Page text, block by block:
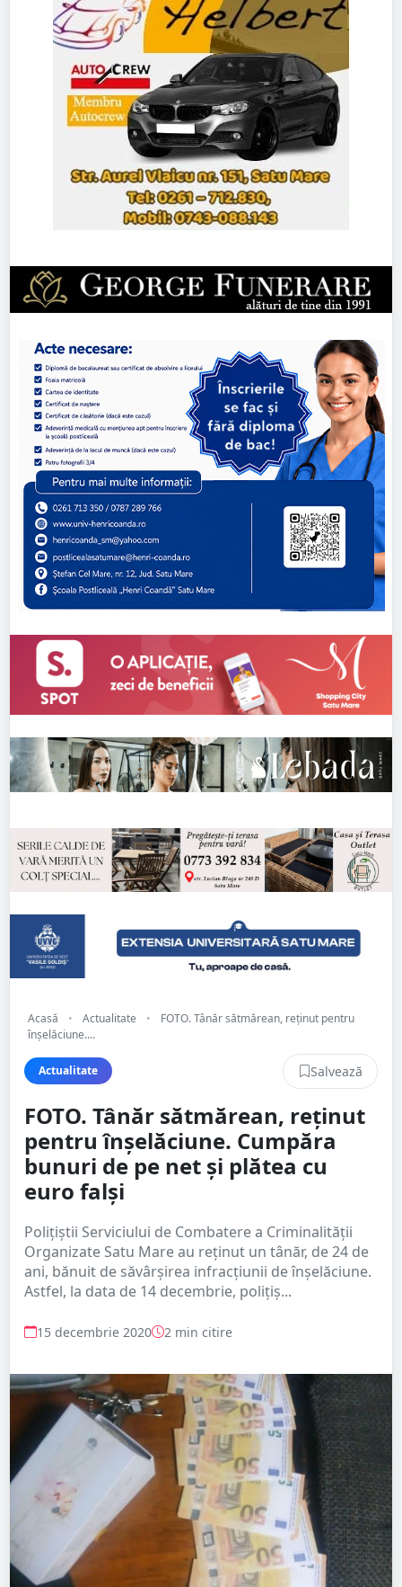
Acasă • Actualitate •
FOTO. Tânăr sătmărean, reținut pentru
înșelăciune....
Actualitate Salvează
FOTO. Tânăr sătmărean, reținut
pentru înșelăciune. Cumpăra
bunuri de pe net și plătea cu
euro falși
Polițiștii Serviciului de Combatere a Criminalităţii
Organizate Satu Mare au reținut un tânăr, de 24 de
ani, bănuit de săvârșirea infracțiunii de înșelăciune.
Astfel, la data de 14 decembrie, polițiș...
15 decembrie 2020 2 min citire